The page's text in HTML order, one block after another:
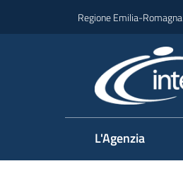
Regione Emilia-Romagna
L'Agenzia